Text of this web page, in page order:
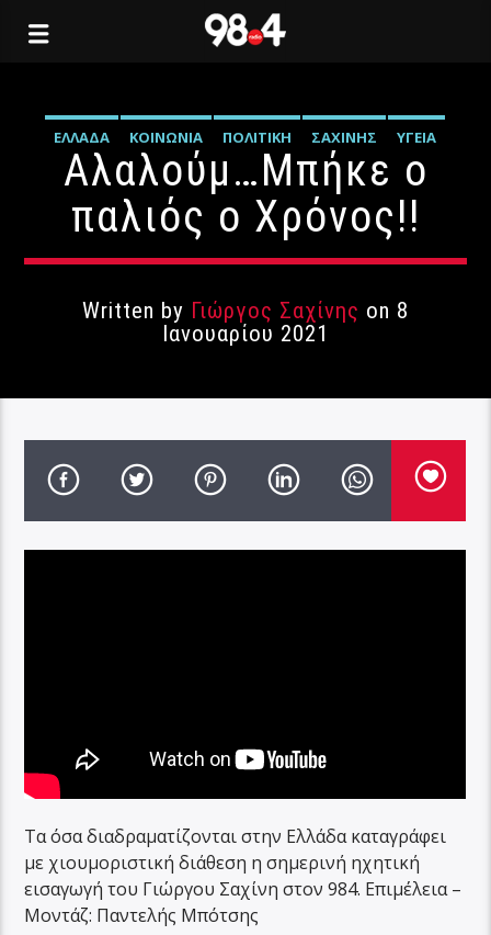
ΕΛΛΆΔΑ ΚΟΙΝΩΝΊΑ ΠΟΛΙΤΙΚΉ ΣΑΧΊΝΗΣ ΥΓΕΊΑ
Αλαλούμ…Μπήκε ο
παλιός ο Χρόνος!!
Written by Γιώργος Σαχίνης on 8
Ιανουαρίου 2021
Τα όσα διαδραματίζονται στην Ελλάδα καταγράφει
με χιουμοριστική διάθεση η σημερινή ηχητική
εισαγωγή του Γιώργου Σαχίνη στον 984. Επιμέλεια –
Μοντάζ: Παντελής Μπότσης